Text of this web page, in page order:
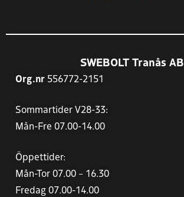
SWEBOLT Tranås AB
Org.nr 556772-2151
Sommartider V28-33:
Mån-Fre 07.00-14.00
Öppettider:
Mån-Tor 07.00 – 16.30
Fredag 07.00-14.00